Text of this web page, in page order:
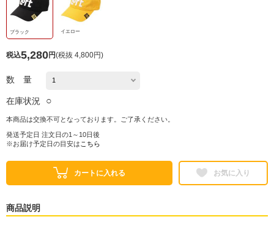
ブラック イエロー
税込5,280円(税抜 4,800円)
数 量
在庫状況 ○
本商品は交換不可となっております。ご了承ください。
発送予定日 注文日の1～10日後
※お届け予定日の目安は こちら
カートに入れる お気に入り
商品説明